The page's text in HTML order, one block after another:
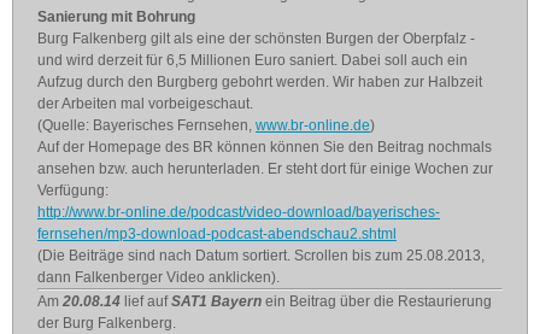
Sanierung mit Bohrung
Burg Falkenberg gilt als eine der schönsten Burgen der Oberpfalz -
und wird derzeit für 6,5 Millionen Euro saniert. Dabei soll auch ein
Aufzug durch den Burgberg gebohrt werden. Wir haben zur Halbzeit
der Arbeiten mal vorbeigeschaut.
(Quelle: Bayerisches Fernsehen, www.br-online.de)
Auf der Homepage des BR können können Sie den Beitrag nochmals
ansehen bzw. auch herunterladen. Er steht dort für einige Wochen zur
Verfügung:
http://www.br-online.de/podcast/video-download/bayerisches-
fernsehen/mp3-download-podcast-abendschau2.shtml
(Die Beiträge sind nach Datum sortiert. Scrollen bis zum 25.08.2013,
dann Falkenberger Video anklicken).
Am 20.08.14 lief aufSAT1 Bayern ein Beitrag über die Restaurierung
der Burg Falkenberg.